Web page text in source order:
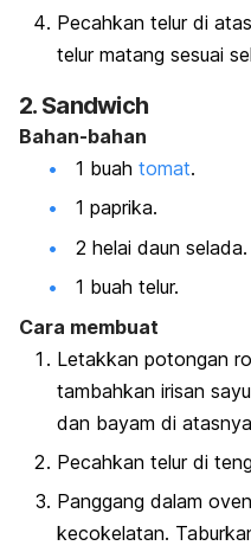
Pecahkan telur di
telur matang sesuai
2. Sandwich
Bahan-bahan
1 buah tomat.
1 paprika.
2 helai daun selada.
1 buah telur.
Cara membuat
Letakkan potongan
tambahkan irisan
dan bayam di
Pecahkan telur di
Panggang dalam
kecokelatan.